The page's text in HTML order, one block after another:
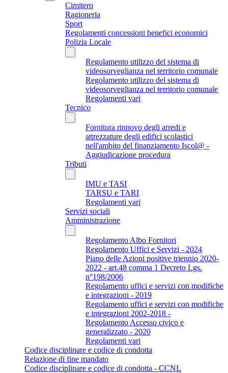
Cimitero
Ragioneria
Sport
Regolamenti concessioni benefici economici
Polizia Locale
Regolamento utilizzo del sistema di
videosorveglianza nel territorio comunale
Regolamento utilizzo del sistema di
videosorveglianza nel territorio comunale
Regolamenti vari
Tecnico
Fornitura rinnovo degli arredi e
attrezzature degli edifici scolastici
nell'ambito del finanziamento Iscol@ -
Aggiudicazione procedura
Tributi
IMU e TASI
TARSU e TARI
Regolamenti vari
Servizi sociali
Amministrazione
Regolamento Albo Fornitori
Regolamento Uffici e Servizi - 2024
Piano delle Azioni positive triennio 2020-
2022 - art.48 comma 1 Decreto Lgs.
n°198/2006
Regolamento uffici e servizi con modifiche
e integrazioni - 2019
Regolamento uffici e servizi con modifiche
e integrazioni 2002-2018 -
Regolamento Accesso civico e
generalizzato - 2020
Regolamenti vari
Codice disciplinare e codice di condotta
Relazione di fine mandato
Codice disciplinare e codice di condotta - CCNL